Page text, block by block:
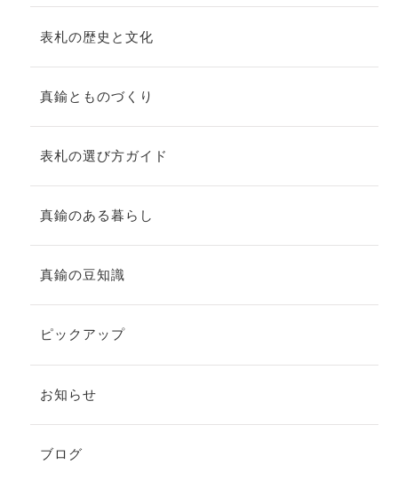
表札の歴史と文化
真鍮とものづくり
表札の選び方ガイド
真鍮のある暮らし
真鍮の豆知識
ピックアップ
お知らせ
ブログ